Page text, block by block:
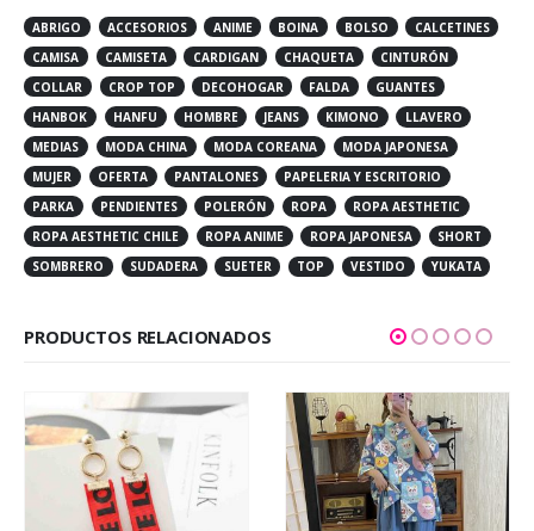
ABRIGO ACCESORIOS ANIME BOINA BOLSO
CALCETINES
CAMISA
CAMISETA CARDIGAN CHAQUETA
CINTURÓN
COLLAR
CROP TOP DECOHOGAR FALDA
GUANTES
HANBOK
HANFU HOMBRE JEANS KIMONO
LLAVERO
MEDIAS
MODA CHINA MODA COREANA
MODA JAPONESA
MUJER
OFERTA PANTALONES
PAPELERIA Y ESCRITORIO
PARKA
PENDIENTES POLERÓN ROPA
ROPA AESTHETIC
ROPA AESTHETIC CHILE
ROPA ANIME ROPA JAPONESA
SHORT
SOMBRERO
SUDADERA SUETER TOP VESTIDO YUKATA
PRODUCTOS RELACIONADOS